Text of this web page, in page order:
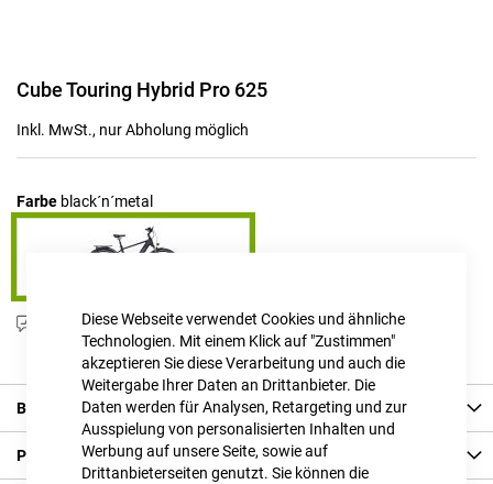
Diese Webseite verwendet Cookies und ähnliche
Technologien. Mit einem Klick auf "Zustimmen"
akzeptieren Sie diese Verarbeitung und auch die
Weitergabe Ihrer Daten an Drittanbieter. Die
Daten werden für Analysen, Retargeting und zur
Ausspielung von personalisierten Inhalten und
Werbung auf unsere Seite, sowie auf
Drittanbieterseiten genutzt. Sie können die
Zum
der
Cube Touring Hybrid Pro 625
Inkl. MwSt., nur Abholung möglich
Farbe black´n´metal
Produktanfrage stellen
Beschreibung
Produkt Details